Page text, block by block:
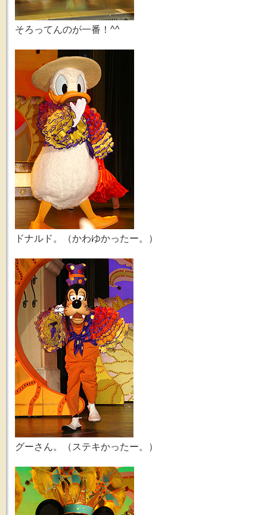
そろってんのが一番！^^
ドナルド。（かわゆかったー。）
グーさん。（ステキかったー。）